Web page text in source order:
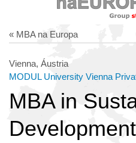
« MBA na Europa
Vienna, Áustria
MODUL University Vienna
MBA in